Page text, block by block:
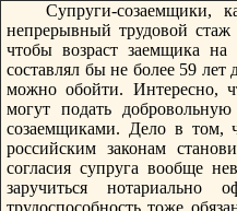
Супруги-
непрерывный трудовой стаж
чтобы возраст заемщика
сoставлял бы не более 59
можно обойти. Интересно,
могут подать
сoзаемщиками. Дело в том,
российским законам
сoгласия супруга вообще
заручиться
трудоспосoбность тоже